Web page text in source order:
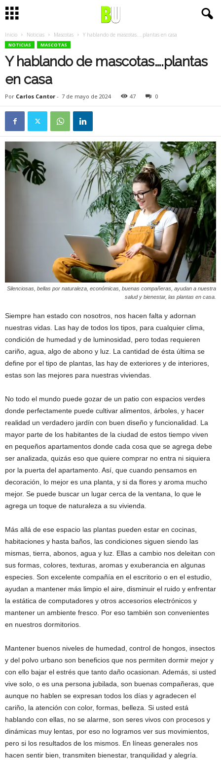
Inicio Noticias Mascotas Y hablando de mascotas….plantas en casa
NOTICIAS MASCOTAS
Y hablando de mascotas….plantas
en casa
Por Carlos Cantor - 7 de mayo de 2024 47 0
Silenciosas, bellas por naturaleza, económicas, buenas compañeras, ayudan a nuestra
salud y bienestar, las plantas en casa.
Siempre han estado con nosotros, nos hacen falta y adornan
nuestras vidas. Las hay de todos los tipos, para cualquier clima,
condición de humedad y de luminosidad, pero todas requieren
cariño, agua, algo de abono y luz. La cantidad de ésta última se
define por el tipo de plantas, las hay de exteriores y de interiores,
estas son las mejores para nuestras viviendas.
No todo el mundo puede gozar de un patio con espacios verdes
donde perfectamente puede cultivar alimentos, árboles, y hacer
realidad un verdadero jardín con buen diseño y funcionalidad. La
mayor parte de los habitantes de la ciudad de estos tiempo viven
en pequeños apartamentos donde cada cosa que se agrega debe
ser analizada, quizás eso que quiere comprar no entra ni siquiera
por la puerta del apartamento. Así, que cuando pensamos en
decoración, lo mejor es una planta, y si da flores y aroma mucho
mejor. Se puede buscar un lugar cerca de la ventana, lo que le
agrega un toque de naturaleza a su vivienda.
Más allá de ese espacio las plantas pueden estar en cocinas,
habitaciones y hasta baños, las condiciones siguen siendo las
mismas, tierra, abonos, agua y luz. Ellas a cambio nos deleitan con
sus formas, colores, texturas, aromas y exuberancia en algunas
especies. Son excelente compañía en el escritorio o en el estudio,
ayudan a mantener más limpio el aire, disminuir el ruido y enfrentar
la estática de computadores y otros accesorios electrónicos y
mantener un ambiente fresco. Por eso también son convenientes
en nuestros dormitorios.
Mantener buenos niveles de humedad, control de hongos, insectos
y del polvo urbano son beneficios que nos permiten dormir mejor y
con ello bajar el estrés que tanto daño ocasionan. Además, si usted
vive solo, o es una persona jubilada, son buenas compañeras, que
aunque no hablen se expresan todos los días y agradecen el
cariño, la atención con color, formas, belleza. Si usted está
hablando con ellas, no se alarme, son seres vivos con procesos y
dinámicas muy lentas, por eso no logramos ver sus movimientos,
pero si los resultados de los mismos. En líneas generales nos
hacen sentir bien, transmiten bienestar, tranquilidad y alegría.